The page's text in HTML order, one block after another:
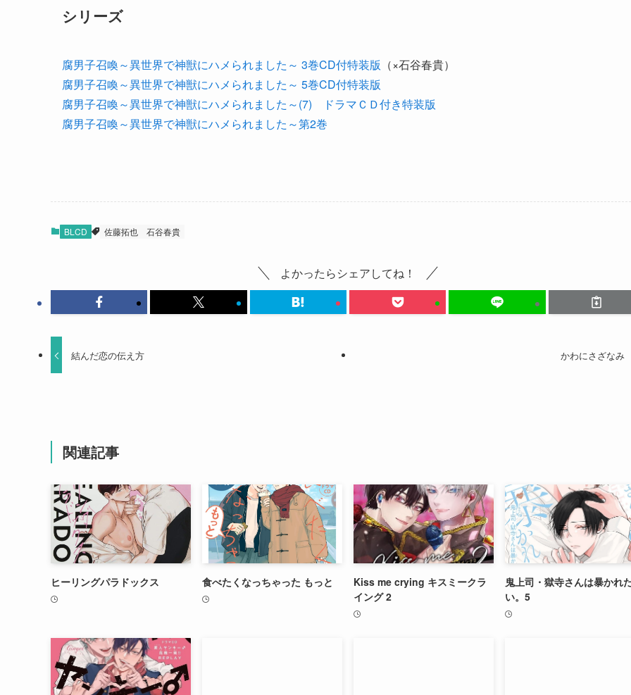
シリーズ
腐男子召喚～異世界で神獣にハメられました～ 3巻CD付特装版 （×石谷春貴）
腐男子召喚～異世界で神獣にハメられました～ 5巻CD付特装版
腐男子召喚～異世界で神獣にハメられました～(7) ドラマＣＤ付き特装版
腐男子召喚～異世界で神獣にハメられました～第2巻
BLCD 佐藤拓也 石谷春貴
よかったらシェアしてね！
結んだ恋の伝え方 かわにさざなみ
関連記事
ヒーリングパラドックス 食べたくなっちゃった もっと
Kiss me crying キスミークラ
イング 2
鬼上司・獄寺さんは暴かれ
い。5